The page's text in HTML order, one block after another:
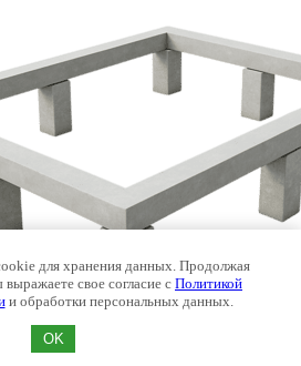
для хранения данных. Продолжая
свое согласие с Политикой
и обработки персональных данных.
OK